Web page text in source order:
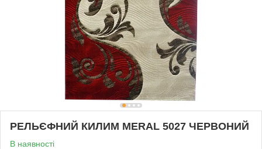
РЕЛЬЄФНИЙ КИЛИМ MERAL 5027 ЧЕРВОНИЙ
В наявності